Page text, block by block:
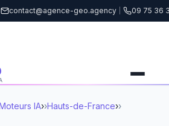
contact@agence-geo.agency 09 75 36
IA› Hauts-de-France›